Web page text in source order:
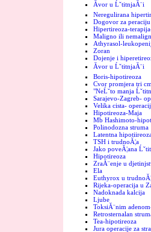
Ăvor u ĹˇtitnjaĂ¨i
Neregulirana
Dogovor za peraciju
Hipertireoza-
Maligno ili
Athyrasol-
Zoran
Dojenje i
Ăvor u ĹˇtitnjaĂ¨i
Boris-hipotireoza
Cvor promjera tri
"NeĹˇto manja
Sarajevo-Zagreb-
Velika cista-
Hipotireoza-Maja
Mb Hashimoto-
Polinodozna struma
Latentna
TSH i trudnoĂ¦a
Jako poveĂ¦ana
Hipotireoza
ZraĂ¨enje u
Ela
Euthyrox u
Rijeka-operacija u
Nadoknada kalcija
Ljube
ToksiĂ¨nim
Retrosternalan
Tea-hipotireoza
Jura operacije za